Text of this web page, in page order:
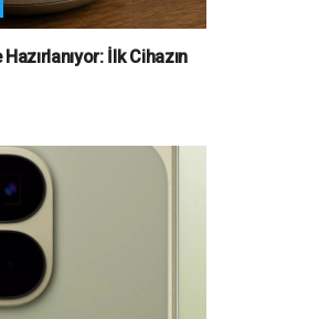
İlk Cihazın